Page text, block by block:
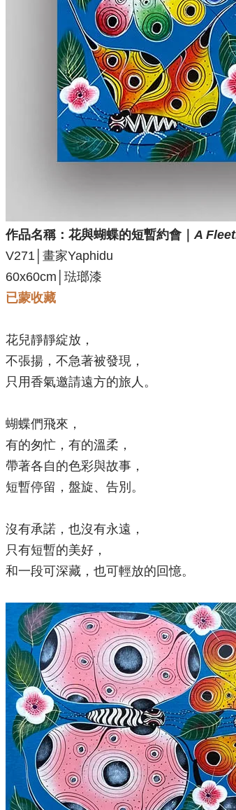
作品名稱： 花與蝴蝶的短暫約會｜A
V271│畫家Yaphidu
60x60cm│琺瑯漆
已蒙收藏
花兒靜靜綻放，
不張揚，不急著被發現，
只用香氣邀請遠方的旅人。
蝴蝶們飛來，
有的匆忙，有的溫柔，
帶著各自的色彩與故事，
短暫停留，盤旋、告別。
沒有承諾，也沒有永遠，
只有短暫的美好，
和一段可深藏，也可輕放的回憶。